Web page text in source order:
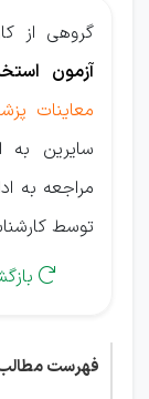
گروهی از
آزمون
معاینات
سایرین به
مراجعه به
توسط

فهرست